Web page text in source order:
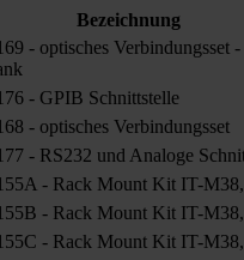
Bezeichnung
- optisches Verbindungsset -
- GPIB Schnittstelle
- optisches Verbindungsset
- RS232 und Analoge
- Rack Mount Kit IT-
- Rack Mount Kit IT-
- Rack Mount Kit IT-